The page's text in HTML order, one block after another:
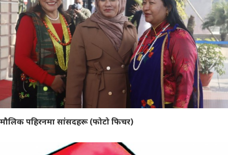
मौलिक पहिरनमा सांसदहरू (फोटो फिचर)